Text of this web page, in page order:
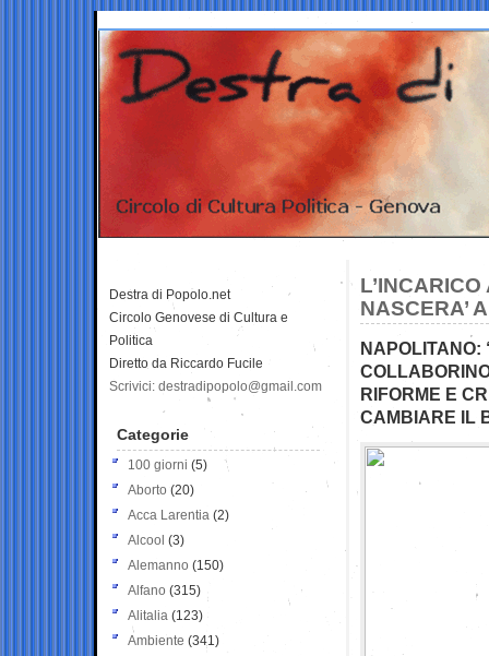
NASCERA’
NAPOLITANO:
RIFORME E
CAMBIARE IL
Destra di Popolo.net
Circolo Genovese di Cultura e
Politica
Diretto da Riccardo Fucile
Scrivici: destradipopolo@gmail.com
Categorie
100 giorni (5)
Aborto (20)
Acca Larentia (2)
Alcool (3)
Alemanno (150)
Alfano (315)
Alitalia (123)
Ambiente (341)